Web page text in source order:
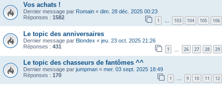
Vos achats !
Dernier message par Romain « dim. 28 déc. 2025 00:23
Réponses : 1582 1 103 104 105 106
Le topic des anniversaires
Dernier message par Blondex « jeu. 23 oct. 2025 21:26
Réponses : 431 1 26 27 28 29
Le topic des chasseurs de fantômes ^^
Dernier message par jumpman « mer. 03 sept. 2025 18:49
Réponses : 170 1 … 9 10 11 12